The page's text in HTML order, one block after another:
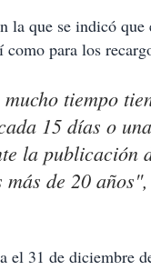
la que se indicó
para los
tiempo
15 días o
la publicación
de 20
el 31 de diciembre